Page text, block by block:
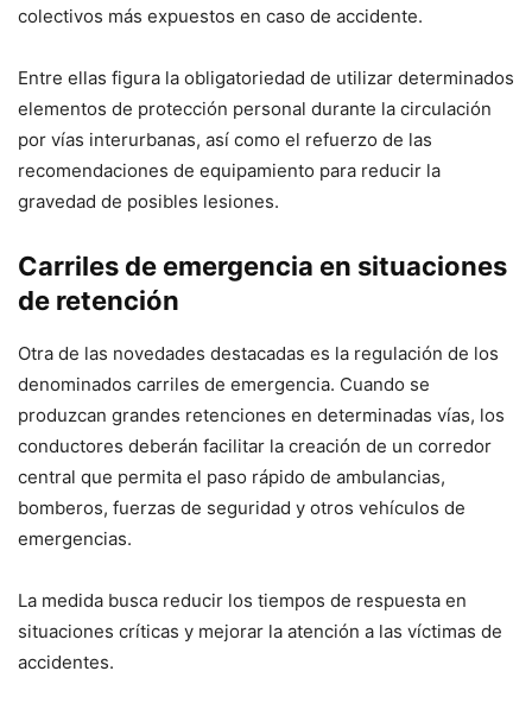
colectivos más expuestos en caso de accidente.
Entre ellas figura la obligatoriedad de utilizar determinados
elementos de protección personal durante la circulación
por vías interurbanas, así como el refuerzo de las
recomendaciones de equipamiento para reducir la
gravedad de posibles lesiones.
Carriles de emergencia en situaciones
de retención
Otra de las novedades destacadas es la regulación de los
denominados carriles de emergencia. Cuando se
produzcan grandes retenciones en determinadas vías, los
conductores deberán facilitar la creación de un corredor
central que permita el paso rápido de ambulancias,
bomberos, fuerzas de seguridad y otros vehículos de
emergencias.
La medida busca reducir los tiempos de respuesta en
situaciones críticas y mejorar la atención a las víctimas de
accidentes.